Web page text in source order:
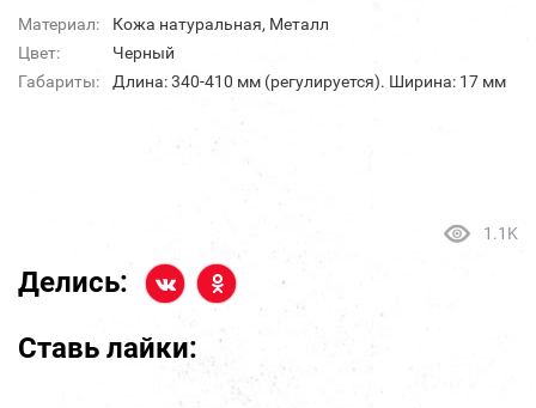
Материал:
Кожа натуральная, Металл
Цвет:
Черный
Габариты:
Длина: 340-410 мм (регулируется). Ширина: 17 мм
1.1K
Делись:
Ставь лайки: